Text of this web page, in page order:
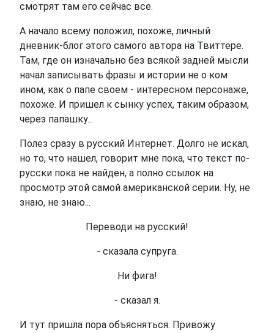
смотрят там его сейчас все.
А начало всему положил, похоже, личный
дневник-блог этого самого автора на Твиттере.
Там, где он изначально без всякой задней мысли
начал записывать фразы и истории не о ком
ином, как о папе своем - интересном персонаже,
похоже. И пришел к сынку успех, таким образом,
через папашку...
Полез сразу в русский Интернет. Долго не искал,
но то, что нашел, говорит мне пока, что текст по-
русски пока не найден, а полно ссылок на
просмотр этой самой американской серии. Ну, не
знаю, не знаю...
Переводи на русский!
- сказала супруга.
Ни фига!
- сказал я.
И тут пришла пора объясняться. Привожу